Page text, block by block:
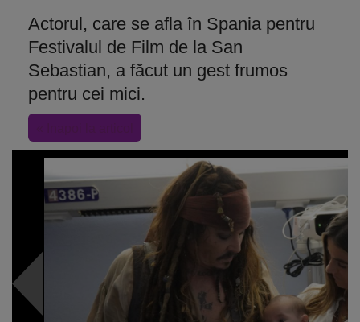
Actorul, care se afla în Spania pentru
Festivalul de Film de la San
Sebastian, a făcut un gest frumos
pentru cei mici.